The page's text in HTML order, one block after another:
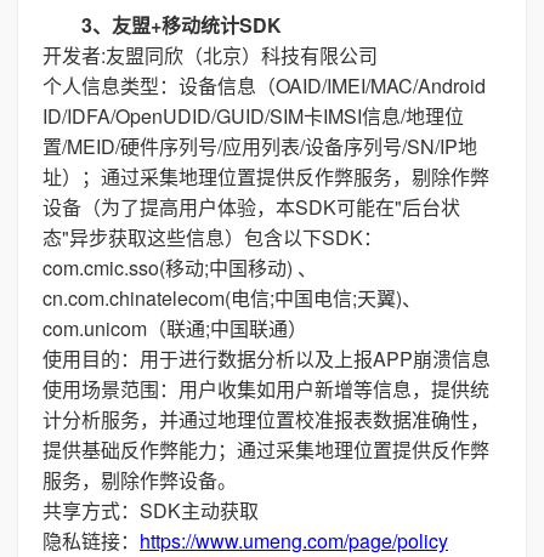
3、友盟+移动统计SDK
开发者:友盟同欣（北京）科技有限公司
个人信息类型：设备信息（OAID/IMEI/MAC/Android
ID/IDFA/OpenUDID/GUID/SIM卡IMSI信息/地理位
置/MEID/硬件序列号/应用列表/设备序列号/SN/IP地
址）；通过采集地理位置提供反作弊服务，剔除作弊
设备（为了提高用户体验，本SDK可能在"后台状
态"异步获取这些信息）包含以下SDK：
com.cmic.sso(移动;中国移动) 、
cn.com.chinatelecom(电信;中国电信;天翼)、
com.unicom（联通;中国联通）
使用目的：用于进行数据分析以及上报APP崩溃信息
使用场景范围：用户收集如用户新增等信息，提供统
计分析服务，并通过地理位置校准报表数据准确性，
提供基础反作弊能力；通过采集地理位置提供反作弊
服务，剔除作弊设备。
共享方式：SDK主动获取
隐私链接： https://www.umeng.com/page/policy